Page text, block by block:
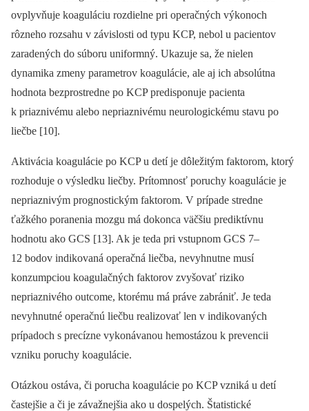
ovplyvňuje koaguláciu rozdielne pri operačných výkonoch
rôzneho rozsahu v závislosti od typu KCP, nebol u pa­cientov
zaradených do súboru uniformný. Ukazuje sa, že nielen
dynamika zmeny parametrov koagulácie, ale aj ich absolútna
hodnota bezprostredne po KCP predisponuje pacienta
k priaznivému alebo nepriaznivému neurologickému stavu po
liečbe [10].
Aktivácia koagulácie po KCP u detí je dôležitým faktorom, ktorý
rozhoduje o výsledku liečby. Prítomnosť poruchy koa­gulácie je
nepriaznivým prognostickým faktorom. V prípade stredne
ťažkého poranenia mozgu má dokonca väčšiu prediktívnu
hodnotu ako GCS [13]. Ak je teda pri vstupnom GCS 7–
12 bodov indikovaná operačná liečba, nevyhnutne musí
konzumpciou koagulačných faktorov zvyšovať riziko
nepriaznivého outcome, ktorému má práve zabrániť. Je teda
nevyhnutné operačnú liečbu realizovať len v indikovaných
prípadoch s precízne vykonávanou hemostázou k prevencii
vzniku poruchy koagulácie.
Otázkou ostáva, či porucha koagulácie po KCP vzniká u detí
častejšie a či je závažnejšia ako u dospelých. Štatistické